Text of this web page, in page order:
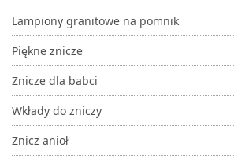
Lampiony granitowe na pomnik
Piękne znicze
Znicze dla babci
Wkłady do zniczy
Znicz anioł